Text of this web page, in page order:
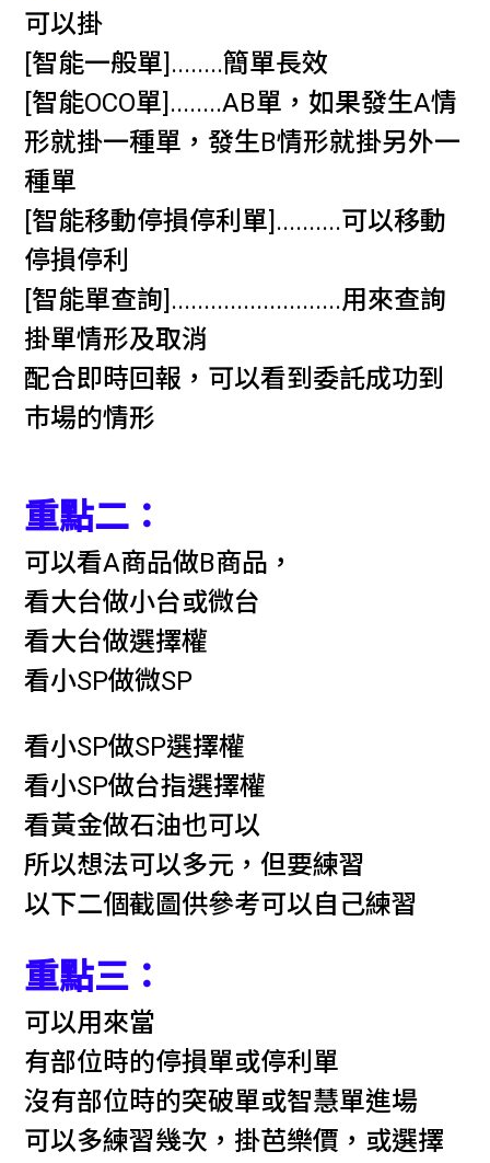
可以掛
[智能一般單]........簡單長效
[智能OCO單]........AB單，如果發生A情
形就掛一種單，發生B情形就掛另外一
種單
[智能移動停損停利單]..........可以移動
停損停利
[智能單查詢]..........................用來查詢
掛單情形及取消
配合即時回報，可以看到委託成功到
巿場的情形
重點二：
可以看A商品做B商品，
看大台做小台或微台
看大台做選擇權
看小SP做微SP
看小SP做SP選擇權
看小SP做台指選擇權
看黃金做石油也可以
所以想法可以多元，但要練習
以下二個截圖供參考可以自己練習
重點三：
可以用來當
有部位時的停損單或停利單
沒有部位時的突破單或智慧單進場
可以多練習幾次，掛芭樂價，或選擇